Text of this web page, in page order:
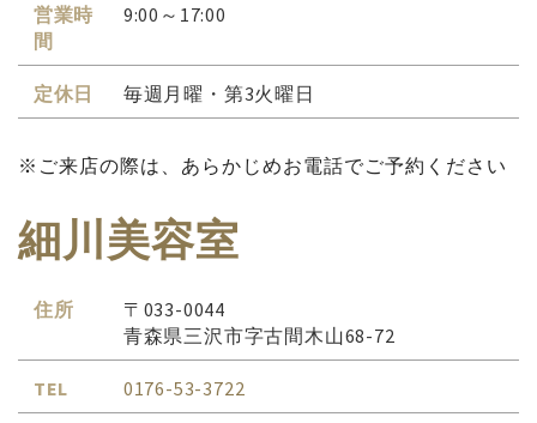
営業時
間
9:00～17:00
定休日 毎週月曜・第3火曜日
※ご来店の際は、あらかじめお電話でご予約ください
細川美容室
住所
〒033-0044
青森県三沢市字古間木山68-72
TEL 0176-53-3722